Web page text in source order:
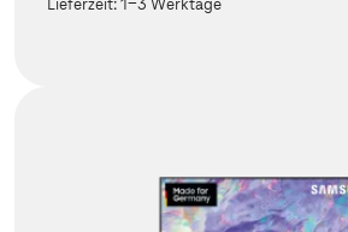
Lieferzeit:1-3 Werktage